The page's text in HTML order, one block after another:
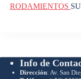
RODAMIENTOS
Info de
Dirección: Av. San